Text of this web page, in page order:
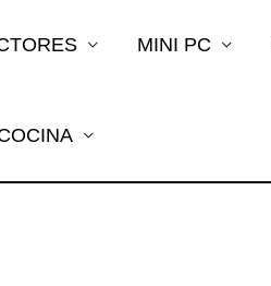
MINI PC